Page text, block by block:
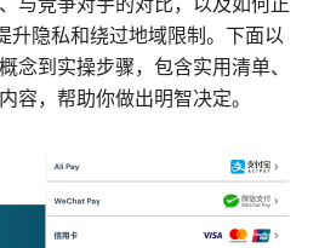
升隐私和绕过地域限制。下面以
念到实操步骤，包含实用清单、
容，帮助你做出明智决定。